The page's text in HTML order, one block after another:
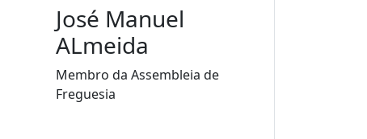
José Manuel
ALmeida
Membro da Assembleia de
Freguesia